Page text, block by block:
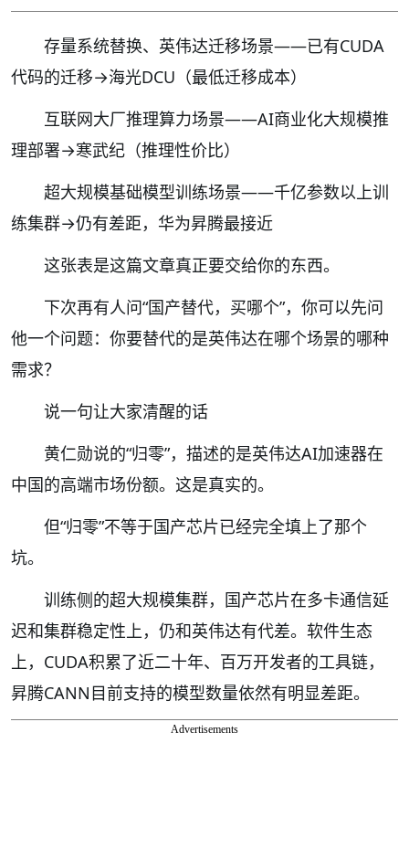
存量系统替换、英伟达迁移场景——已有CUDA
代码的迁移→海光DCU（最低迁移成本）
互联网大厂推理算力场景——AI商业化大规模推
理部署→寒武纪（推理性价比）
超大规模基础模型训练场景——千亿参数以上训
练集群→仍有差距，华为昇腾最接近
这张表是这篇文章真正要交给你的东西。
下次再有人问“国产替代，买哪个”，你可以先问
他一个问题：你要替代的是英伟达在哪个场景的哪种
需求？
说一句让大家清醒的话
黄仁勋说的“归零”，描述的是英伟达AI加速器在
中国的高端市场份额。这是真实的。
但“归零”不等于国产芯片已经完全填上了那个
坑。
训练侧的超大规模集群，国产芯片在多卡通信延
迟和集群稳定性上，仍和英伟达有代差。软件生态
上，CUDA积累了近二十年、百万开发者的工具链，
昇腾CANN目前支持的模型数量依然有明显差距。
Advertisements